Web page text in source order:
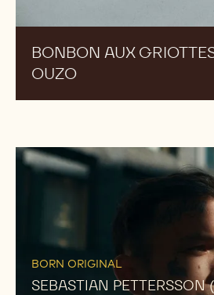
BONBON AUX
OUZO
BORN ORIGINAL
SEBASTIAN PETTERSSON
DÉCOUVREZ
SON
HISTOIRE
DÉCOUVREZ
SON